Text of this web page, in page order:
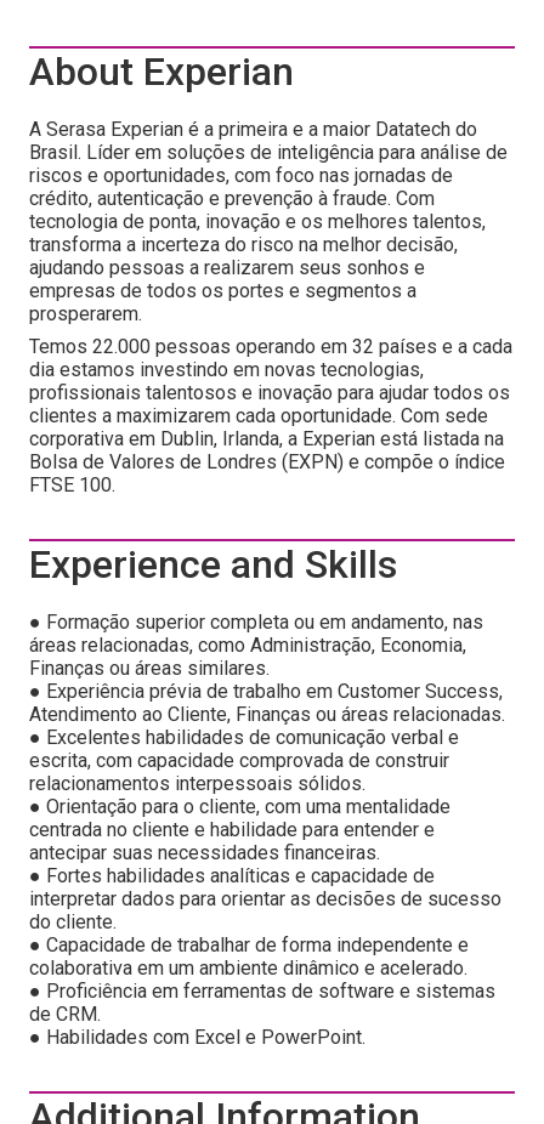
About Experian
A Serasa Experian é a primeira e a maior Datatech do
Brasil. Líder em soluções de inteligência para análise de
riscos e oportunidades, com foco nas jornadas de
crédito, autenticação e prevenção à fraude. Com
tecnologia de ponta, inovação e os melhores talentos,
transforma a incerteza do risco na melhor decisão,
ajudando pessoas a realizarem seus sonhos e
empresas de todos os portes e segmentos a
prosperarem.
Temos 22.000 pessoas operando em 32 países e a cada
dia estamos investindo em novas tecnologias,
profissionais talentosos e inovação para ajudar todos os
clientes a maximizarem cada oportunidade. Com sede
corporativa em Dublin, Irlanda, a Experian está listada na
Bolsa de Valores de Londres (EXPN) e compõe o índice
FTSE 100.
Experience and Skills
● Formação superior completa ou em andamento, nas
áreas relacionadas, como Administração, Economia,
Finanças ou áreas similares.
● Experiência prévia de trabalho em Customer Success,
Atendimento ao Cliente, Finanças ou áreas relacionadas.
● Excelentes habilidades de comunicação verbal e
escrita, com capacidade comprovada de construir
relacionamentos interpessoais sólidos.
● Orientação para o cliente, com uma mentalidade
centrada no cliente e habilidade para entender e
antecipar suas necessidades financeiras.
● Fortes habilidades analíticas e capacidade de
interpretar dados para orientar as decisões de sucesso
do cliente.
● Capacidade de trabalhar de forma independente e
colaborativa em um ambiente dinâmico e acelerado.
● Proficiência em ferramentas de software e sistemas
de CRM.
● Habilidades com Excel e PowerPoint.